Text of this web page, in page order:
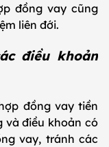
đồng vay cũng
liên đới.
điều khoản
đồng vay tiền
và điều khoản có
vay, tránh các